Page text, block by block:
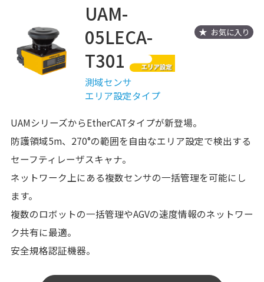
お気に入り
UAM-
05LECA-
T301
測域センサ
エリア設定タイプ
UAMシリーズからEtherCATタイプが新登場。
防護領域5m、270°の範囲を自由なエリア設定で検出する
セーフティレーザスキャナ。
ネットワーク上にある複数センサの一括管理を可能にし
ます。
複数のロボットの一括管理やAGVの速度情報のネットワー
ク共有に最適。
安全規格認証機器。